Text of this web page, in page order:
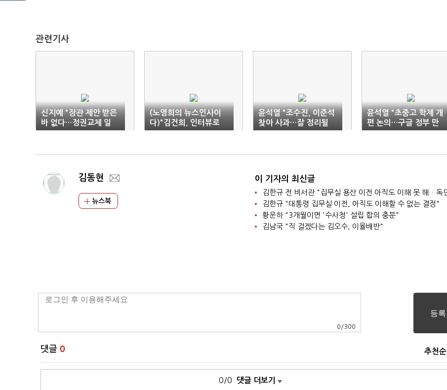
관련기사
신지예 "장관 제안 받은
바 없다…정권교체 일
조"
(노영희의 뉴스인사이
다)"김건희, 인터뷰로
등판 시도했다 KO패 당
윤석열 "조수진, 이준석
찾아 사과…잘 정리될
것"
윤석열 "초중고 학제 개
편 논의…구글 정부 만
들겠다"
김동현
뉴스북
이 기자의 최신글
김한규 "대통령 집무실 이전, 아직도 이해할 수 없는 결정"
황운하 "3개월이면 '수사청' 설립 합의 충분"
김남국 "직 걸겠다는 김오수, 이율배반"
0 /300
댓글 0 추천순
0/0 댓글 더보기